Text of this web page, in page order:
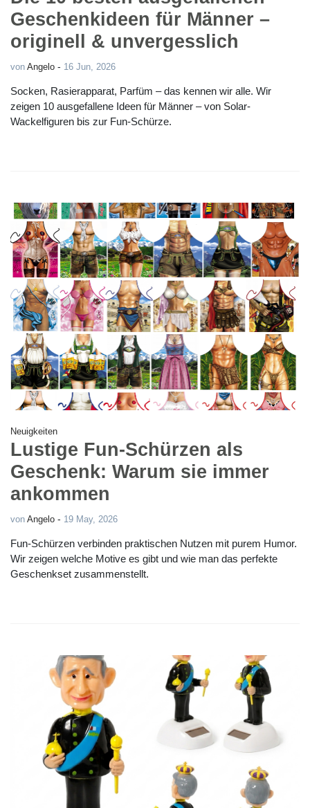
Geschenkideen für Männer –
originell & unvergesslich
von Angelo - 16 Jun, 2026
Socken, Rasierapparat, Parfüm – das kennen wir alle. Wir
zeigen 10 ausgefallene Ideen für Männer – von Solar-
Wackelfiguren bis zur Fun-Schürze.
Neuigkeiten
Lustige Fun-Schürzen als
Geschenk: Warum sie immer
ankommen
von Angelo - 19 May, 2026
Fun-Schürzen verbinden praktischen Nutzen mit purem Humor.
Wir zeigen welche Motive es gibt und wie man das perfekte
Geschenkset zusammenstellt.